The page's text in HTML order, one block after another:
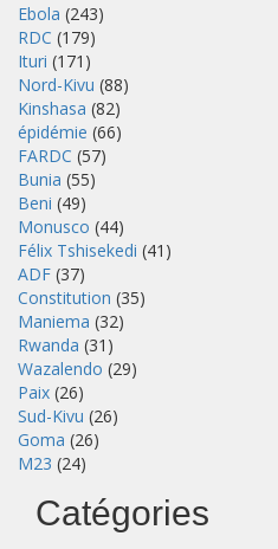
Ebola (243)
RDC (179)
Ituri (171)
Nord-Kivu (88)
Kinshasa (82)
épidémie (66)
FARDC (57)
Bunia (55)
Beni (49)
Monusco (44)
Félix Tshisekedi (41)
ADF (37)
Constitution (35)
Maniema (32)
Rwanda (31)
Wazalendo (29)
Paix (26)
Sud-Kivu (26)
Goma (26)
M23 (24)
Catégories